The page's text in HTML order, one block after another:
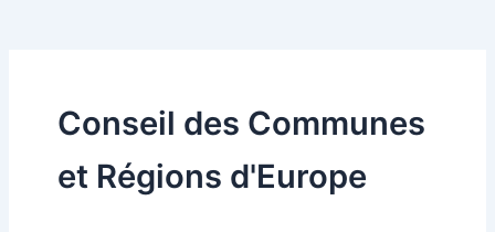
Conseil des Communes
et Régions d'Europe